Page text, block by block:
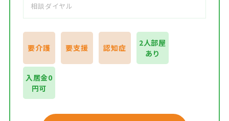
相談ダイヤル
要介護 要支援 認知症
2人部屋
あり
入居金0
円可